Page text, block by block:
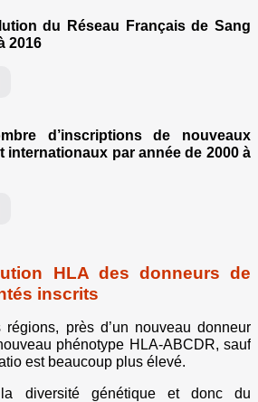
du Réseau Français de Sang
2016
d’inscriptions de nouveaux
internationaux par année de 2000 à
HLA des donneurs de
inscrits
régions, près d’un nouveau donneur
phénotype HLA-ABCDR, sauf
est beaucoup plus élevé.
diversité génétique et donc du